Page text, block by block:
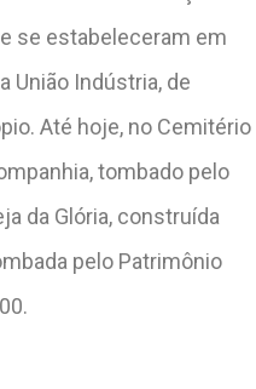
se estabeleceram em
União Indústria, de
Até hoje, no Cemitério
tombado pelo
da Glória, construída
pelo Patrimônio